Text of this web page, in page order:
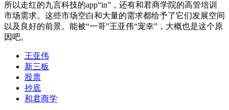
所以走红的九言科技的app“in”，还有和君商学院的高管培训
市场需求。这些市场空白和大量的需求都给予了它们发展空间
以及良好的前景。能被“一哥”王亚伟“宠幸”，大概也是这个原
因吧。
王亚伟
新三板
股票
抄底
和君商学